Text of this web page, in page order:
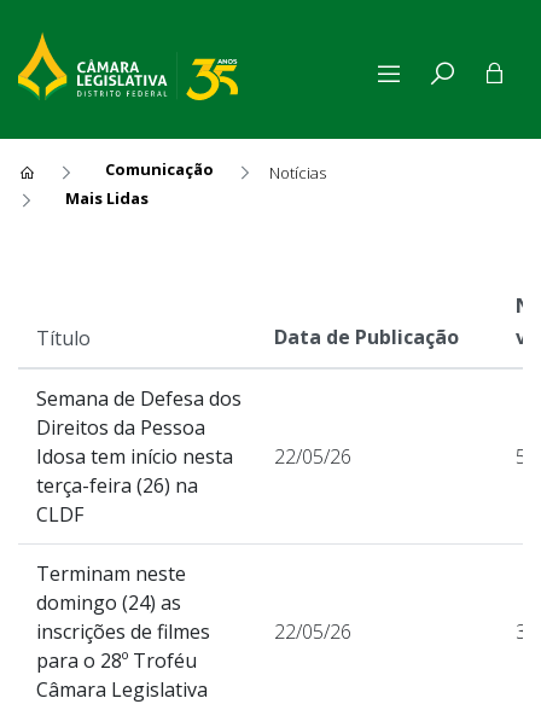
Comunicação
Notícias
Mais Lidas
Título Data de Publicação
Semana de Defesa dos
Direitos da Pessoa
Idosa tem início nesta
terça-feira (26) na
CLDF
22/05/26
Terminam neste
domingo (24) as
inscrições de filmes
para o 28º Troféu
Câmara Legislativa
22/05/26